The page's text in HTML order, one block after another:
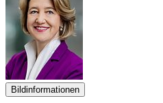
Bildinformationen